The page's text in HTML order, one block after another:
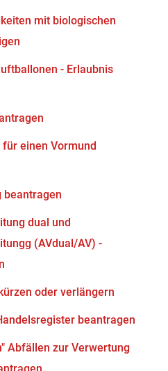
mit biologischen
- Erlaubnis
einen Vormund
beantragen
dual und
(AVdual/AV) -
oder verlängern
beantragen
Abfällen zur Verwertung